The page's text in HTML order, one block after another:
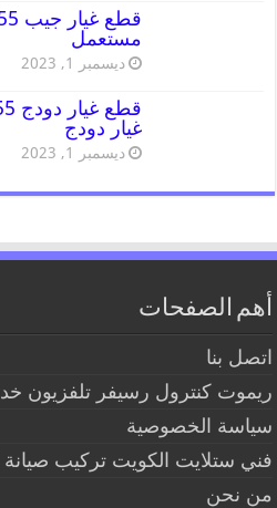
مستعمل
ديسمبر 1, 2023
غيار دودج
ديسمبر 1, 2023
أهم الصفحات
اتصل بنا
ريموت كنترول رسيفر تلفزيون
سياسة الخصوصية
فني ستلايت الكويت تركيب صيانة
من نحن